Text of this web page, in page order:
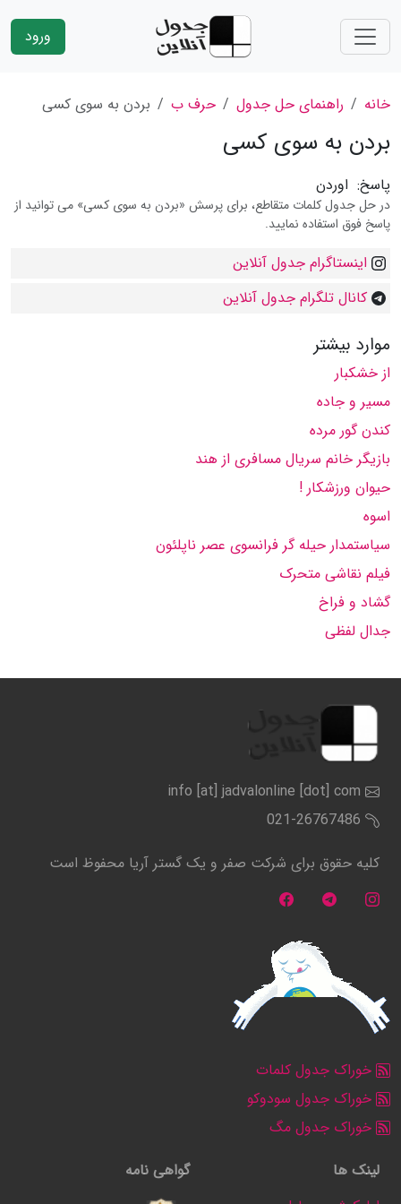
ورود
خانه راهنمای حل جدول حرف ب بردن به سوی کسی
بردن به سوی کسی
پاسخ: اوردن
در حل جدول کلمات متقاطع، برای پرسش «بردن به سوی کسی» می توانید از
پاسخ فوق استفاده نمایید.
اینستاگرام جدول آنلاین
کانال تلگرام جدول آنلاین
موارد بیشتر
از خشکبار
مسیر و جاده
کندن گور مرده
بازیگر خانم سریال مسافری از هند
حیوان ورزشکار !
اسوه
سیاستمدار حیله گر فرانسوی عصر ناپلئون
فیلم نقاشی متحرک
گشاد و فراخ
جدال لفظی
info [at] jadvalonline [dot] com
021-26767486
کلیه حقوق برای شرکت صفر و یک گستر آریا محفوظ است
خوراک جدول کلمات
خوراک جدول سودوکو
خوراک جدول مگ
لینک ها
گواهی نامه